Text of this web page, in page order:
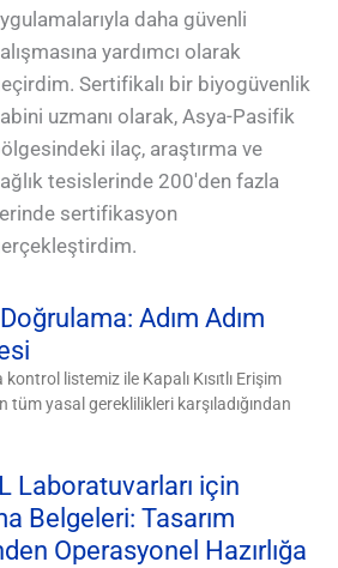
daha güvenli
yardımcı olarak
Sertifikalı bir biyogüvenlik
uzmanı olarak, Asya-Pasifik
ilaç, araştırma ve
tesislerinde 200'den fazla
sertifikasyon
Doğrulama: Adım Adım
kontrol listemiz ile Kapalı Kısıtlı Erişim
tüm yasal gereklilikleri karşıladığından
Laboratuvarları için
Belgeleri: Tasarım
Operasyonel Hazırlığa